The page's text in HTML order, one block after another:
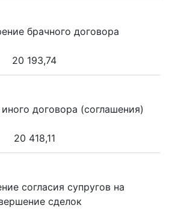
брачного договора
20 193,74
договора (соглашения)
20 418,11
согласия супругов на
сделок